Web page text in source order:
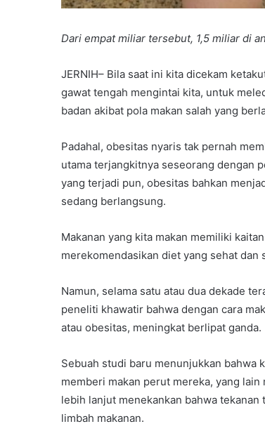
Dari empat miliar tersebut, 1,5 miliar di
JERNIH– Bila saat ini kita dicekam
gawat tengah mengintai kita, untuk
badan akibat pola makan salah yang
Padahal, obesitas nyaris tak pernah
utama terjangkitnya seseorang dengan
yang terjadi pun, obesitas bahkan
sedang berlangsung.
Makanan yang kita makan memiliki
merekomendasikan diet yang sehat
Namun, selama satu atau dua dekade
peneliti khawatir bahwa dengan cara
atau obesitas, meningkat berlipat ganda.
Sebuah studi baru menunjukkan bahwa
memberi makan perut mereka, yang
lebih lanjut menekankan bahwa
limbah makanan.